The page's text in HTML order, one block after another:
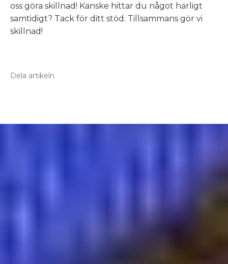
oss göra skillnad! Kanske hittar du något härligt
samtidigt? Tack för ditt stöd. Tillsammans gör vi
skillnad!
Dela artikeln